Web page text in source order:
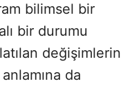
bilimsel bir
bir durumu
değişimlerin
da